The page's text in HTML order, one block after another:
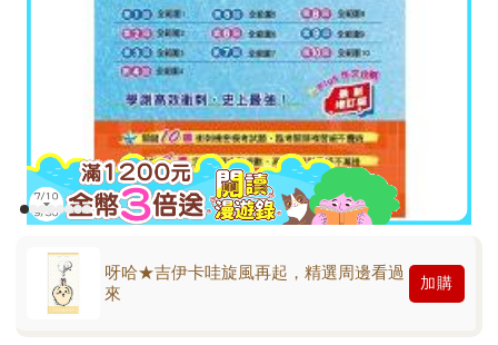
呀哈★吉伊卡哇旋風再起，精選周邊看過
來
加購